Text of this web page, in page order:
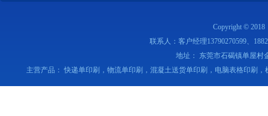
Copyright © 2018
联系人：客户经理13790270599、
地址： 东莞市石碣镇单屋村
主营产品： 快递单印刷，物流单印刷，混凝土送货单印刷，电脑表格印刷